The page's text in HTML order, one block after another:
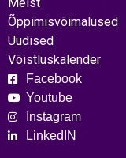
Õppimisvõimalused
Uudised
Võistluskalender
Facebook
Youtube
Instagram
LinkedIN